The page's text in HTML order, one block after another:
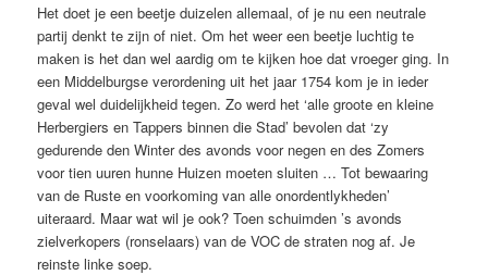
Het doet je een beetje duizelen allemaal, of je nu een neutrale
partij denkt te zijn of niet. Om het weer een beetje luchtig te
maken is het dan wel aardig om te kijken hoe dat vroeger ging. In
een Middelburgse verordening uit het jaar 1754 kom je in ieder
geval wel duidelijkheid tegen. Zo werd het ‘alle groote en kleine
Herbergiers en Tappers binnen die Stad’ bevolen dat ‘zy
gedurende den Winter des avonds voor negen en des Zomers
voor tien uuren hunne Huizen moeten sluiten … Tot bewaaring
van de Ruste en voorkoming van alle onordentlykheden’
uiteraard. Maar wat wil je ook? Toen schuimden ’s avonds
zielverkopers (ronselaars) van de VOC de straten nog af. Je
reinste linke soep.